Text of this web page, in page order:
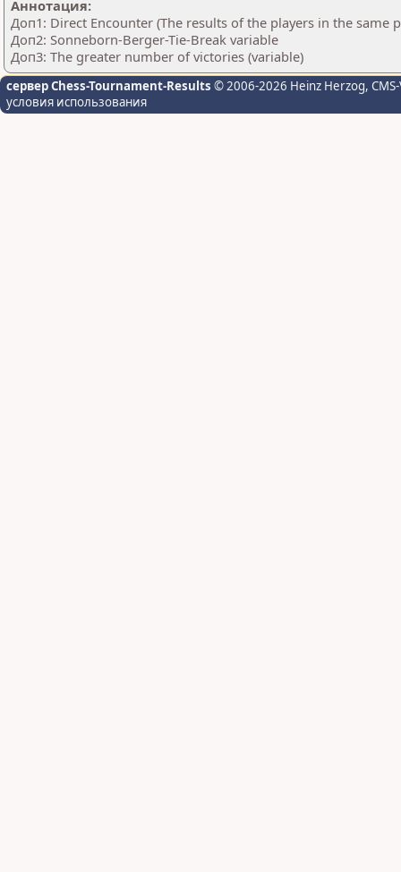
Аннотация:
Доп1: Direct Encounter (The results of the players in the same
Доп2: Sonneborn-Berger-Tie-Break variable
Доп3: The greater number of victories (variable)
сервер Chess-Tournament-Results © 2006-2026 Heinz Herzog,
условия использования